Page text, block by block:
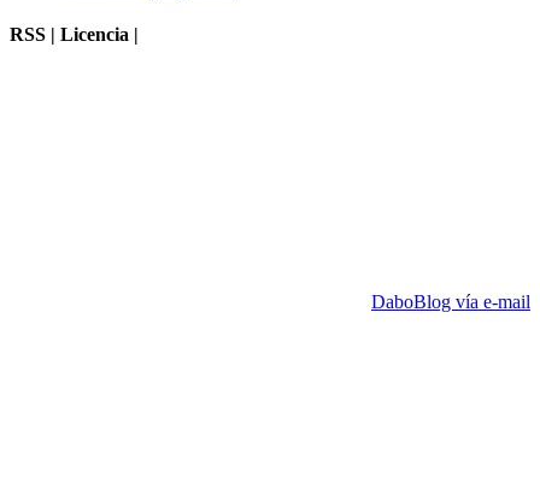
RSS | Licencia |
DaboBlog vía e-mail